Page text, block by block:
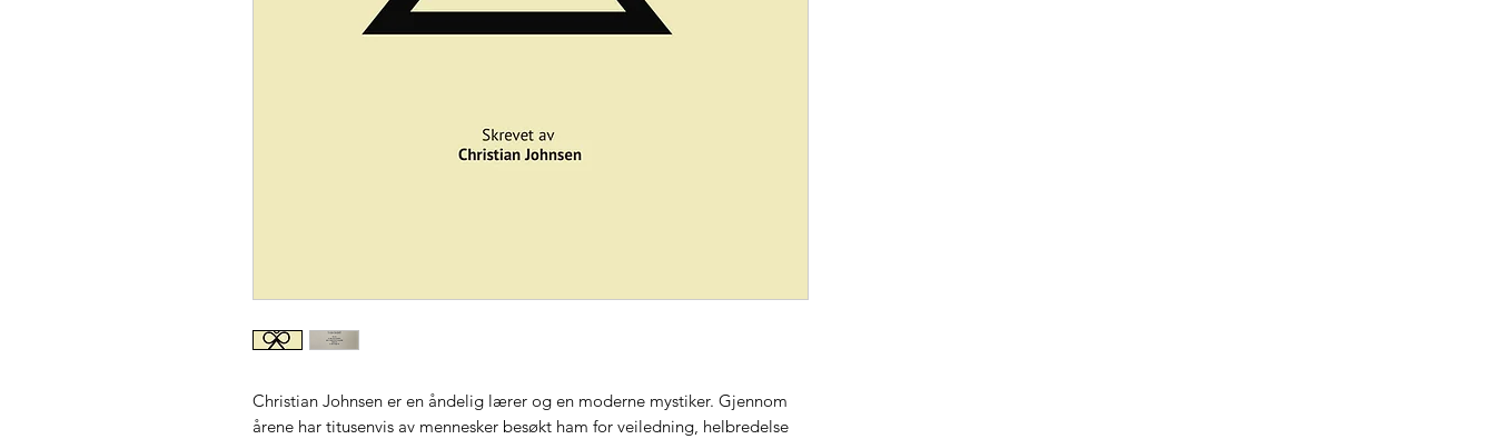
Christian Johnsen er en åndelig lærer og en moderne mystiker. Gjennom
årene har titusenvis av mennesker besøkt ham for veiledning, helbredelse